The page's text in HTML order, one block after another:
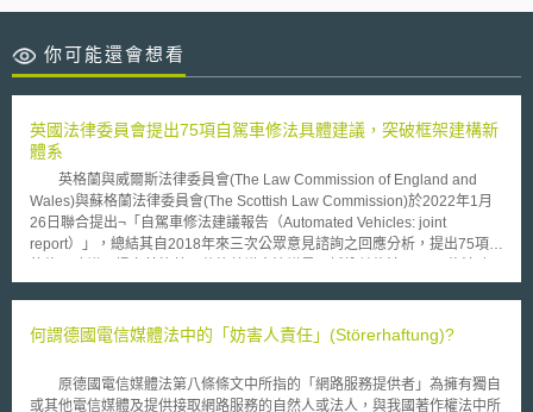
你可能還會想看
英國法律委員會提出75項自駕車修法具體建議，突破框架建構新
體系
英格蘭與威爾斯法律委員會(The Law Commission of England and
Wales)與蘇格蘭法律委員會(The Scottish Law Commission)於2022年1月
26日聯合提出¬「自駕車修法建議報告（Automated Vehicles: joint
report）」，總結其自2018年來三次公眾意見諮詢之回應分析，提出75項法
議範圍涵蓋廣泛，重要突破性建議包含： （1）整合英國原有之《2018自動
定標準，訂定一套雙階段自動駕駛認證許可制度，於第一階段審驗「整車」
¬¬¬「個別自駕功能」是否能符合國內交通法規。 （2）提出「主責使用者
（User-In-Charge, UIC）」概念，若車輛設計為在某些情形下需要人工接
何謂德國電信媒體法中的「妨害人責任」(Störerhaftung)?
原德國電信媒體法第八條條文中所指的「網路服務提供者」為擁有獨自
或其他電信媒體及提供接取網路服務的自然人或法人，與我國著作權法中所